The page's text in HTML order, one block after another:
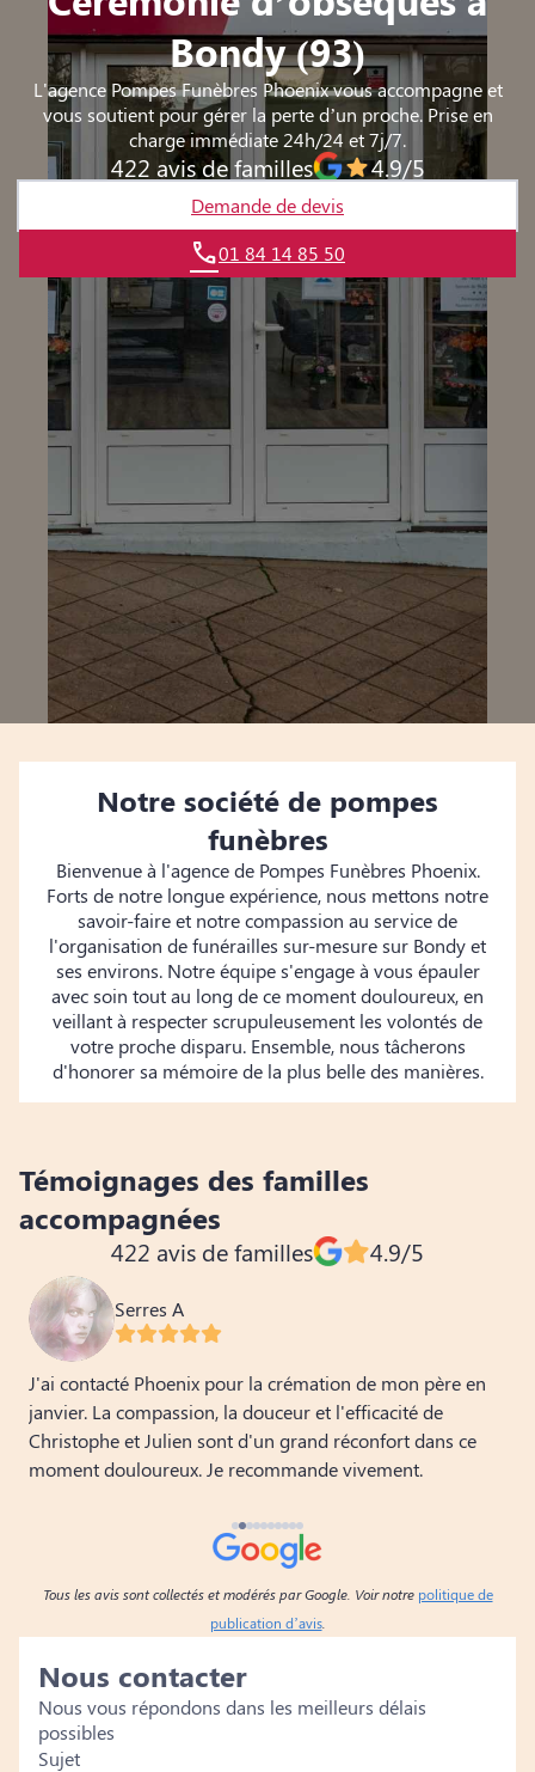
Bondy (93)
L'agence Pompes Funèbres Phoenix vous accompagne et
vous soutient pour gérer la perte d’un proche. Prise en
charge immédiate 24h/24 et 7j/7.
422 avis de familles 4.9/5
Demande de devis
01 84 14 85 50
Notre société de pompes
funèbres
Bienvenue à l'agence de Pompes Funèbres Phoenix.
Forts de notre longue expérience, nous mettons notre
savoir-faire et notre compassion au service de
l'organisation de funérailles sur-mesure sur Bondy et
ses environs. Notre équipe s'engage à vous épauler
avec soin tout au long de ce moment douloureux, en
veillant à respecter scrupuleusement les volontés de
votre proche disparu. Ensemble, nous tâcherons
d'honorer sa mémoire de la plus belle des manières.
Témoignages des familles
accompagnées
422 avis de familles 4.9/5
Serres A
J'ai contacté Phoenix pour la crémation de mon père en
janvier. La compassion, la douceur et l'efficacité de
Christophe et Julien sont d'un grand réconfort dans ce
moment douloureux. Je recommande vivement.
Tous les avis sont collectés et modérés par Google. Voir notre politique de
publication d’avis.
Nous contacter
Nous vous répondons dans les meilleurs délais
possibles
Sujet